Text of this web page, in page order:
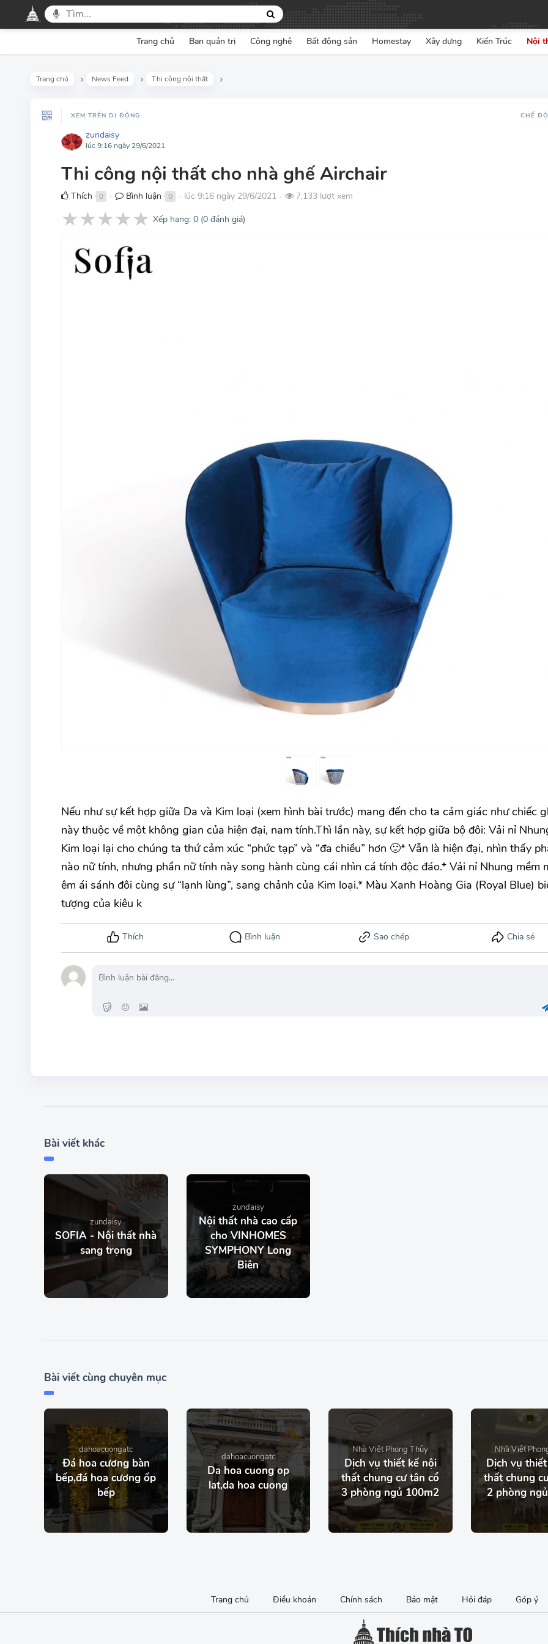
Trang chủ Ban quản trị Công nghệ Bất động sản Homestay Xây dựng Kiến Trúc Nội
Trang chủ News Feed Thi công nội thất
XEM TRÊN DI ĐỘNG CHẾ
zundaisy
lúc 9:16 ngày 29/6/2021
Thi công nội thất cho nhà ghế Airchair
Thích 0 ● Bình luận 0 ● lúc 9:16 ngày 29/6/2021 ● 7,133 lượt xem
★★★★★ Xếp hạng: 0 (0đánh giá)
Nếu như sự kết hợp giữa Da và Kim loại (xem hình bài trước) mang đến cho ta cảm giác như chiếc
này thuộc về một không gian của hiện đại, nam tính.Thì lần này, sự kết hợp giữa bộ đôi: Vải nỉ
Kim loại lại cho chúng ta thứ cảm xúc “phức tạp” và “đa chiều” hơn 🙂* Vẫn là hiện đại, nhìn thấy
nào nữ tính, nhưng phần nữ tính này song hành cùng cái nhìn cá tính độc đáo.* Vải nỉ Nhung mềm
êm ái sánh đôi cùng sự “lạnh lùng”, sang chảnh của Kim loại.* Màu Xanh Hoàng Gia (Royal Blue)
tượng của kiêu k
Bài viết khác
zundaisy
SOFIA - Nội thất nhà
sang trọng
zundaisy
Nội thất nhà cao cấp
cho VINHOMES
SYMPHONY Long
Biên
Bài viết cùng chuyên mục
dahoacuongatc
Đá hoa cương bàn
bếp,đá hoa cương ốp
bếp
dahoacuongatc
Da hoa cuong op
lat,da hoa cuong
Nhà Việt Phong Thủy
Dịch vụ thiết kế nội
thất chung cư tân cổ
3 phòng ngủ 100m2
Nhà Việt
Dịch vụ
thất chung
2 phòng
Trang chủ Điều khoản Chính sách Bảo mật Hỏi đáp Góp ý